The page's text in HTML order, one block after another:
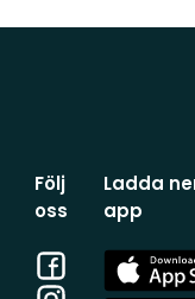
Följ
oss
Facebook
Instagram
Ladda
app
App
Store